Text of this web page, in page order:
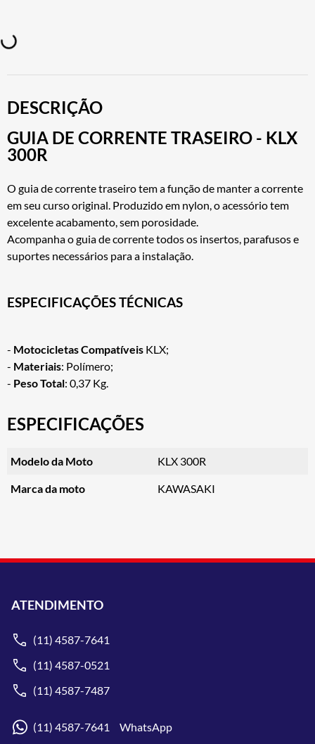
DESCRIÇÃO
GUIA DE CORRENTE TRASEIRO - KLX
300R
O guia de corrente traseiro tem a função de manter a corrente
em seu curso original. Produzido em nylon, o acessório tem
excelente acabamento, sem porosidade.
Acompanha o guia de corrente todos os insertos, parafusos e
suportes necessários para a instalação.
ESPECIFICAÇÕES TÉCNICAS
- Motocicletas Compatíveis KLX;
- Materiais: Polímero;
- Peso Total: 0,37 Kg.
ESPECIFICAÇÕES
Modelo da Moto KLX 300R
Marca da moto KAWASAKI
ATENDIMENTO
(11) 4587-7641
(11) 4587-0521
(11) 4587-7487
(11) 4587-7641 WhatsApp